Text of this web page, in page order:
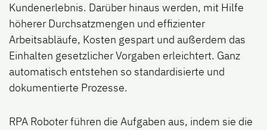
Kundenerlebnis. Darüber hinaus werden, mit Hilfe
höherer Durchsatzmengen und effizienter
Arbeitsabläufe, Kosten gespart und außerdem das
Einhalten gesetzlicher Vorgaben erleichtert. Ganz
automatisch entstehen so standardisierte und
dokumentierte Prozesse.
RPA Roboter führen die Aufgaben aus, indem sie die